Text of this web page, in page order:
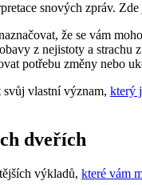
snových zpráv.
že se vám
z nejistoty a
potřebu změny nebo
svůj vlastní význam, který
dveřích
výkladů, které vám